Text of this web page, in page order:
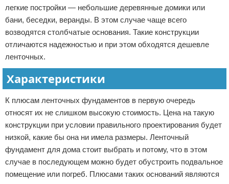
легкие постройки — небольшие деревянные домики или
бани, беседки, веранды. В этом случае чаще всего
возводятся столбчатые основания. Такие конструкции
отличаются надежностью и при этом обходятся дешевле
ленточных.
Характеристики
К плюсам ленточных фундаментов в первую очередь
относят их не слишком высокую стоимость. Цена на такую
конструкции при условии правильного проектирования будет
низкой, какие бы она ни имела размеры. Ленточный
фундамент для дома стоит выбрать и потому, что в этом
случае в последующем можно будет обустроить подвальное
помещение или погреб. Плюсами таких оснований являются